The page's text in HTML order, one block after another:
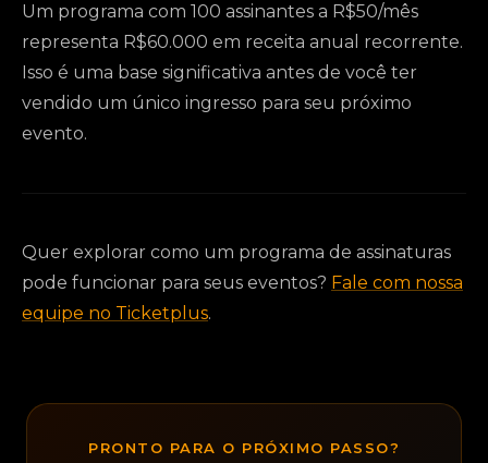
Um programa com 100 assinantes a R$50/mês
representa R$60.000 em receita anual recorrente.
Isso é uma base significativa antes de você ter
vendido um único ingresso para seu próximo
evento.
Quer explorar como um programa de assinaturas
pode funcionar para seus eventos? Fale com nossa
equipe no Ticketplus.
PRONTO PARA O PRÓXIMO PASSO?